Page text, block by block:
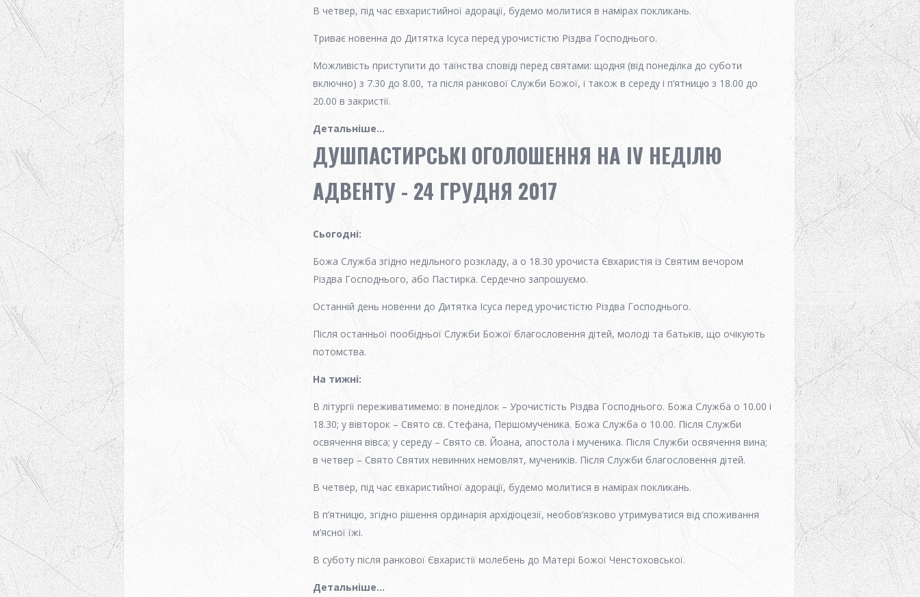
В четвер, під час євхаристийної адорації, будемо молитися в намірах покликань.
Триває новенна до Дитятка Ісуса перед урочистістю Різдва Господнього.
Можливість приступити до таїнства сповіді перед святами: щодня (від понеділка до суботи
включно) з 7.30 до 8.00, та після ранкової Служби Божої, і також в середу і п’ятницю з 18.00 до
20.00 в закристії.
Детальніше...
ДУШПАСТИРСЬКІ ОГОЛОШЕННЯ НА IV НЕДІЛЮ
АДВЕНТУ - 24 ГРУДНЯ 2017
Сьогодні:
Божа Служба згідно недільного розкладу, а о 18.30 урочиста Євхаристія із Святим вечором
Різдва Господнього, або Пастирка. Сердечно запрошуємо.
Останній день новенни до Дитятка Ісуса перед урочистістю Різдва Господнього.
Після останньої пообідньої Служби Божої благословення дітей, молоді та батьків, що очікують
потомства.
На тижні:
В літургії переживатимемо: в понеділок – Урочистість Різдва Господнього. Божа Служба o 10.00 i
18.30; у вівторок – Свято св. Стефана, Першомученика. Божа Служба о 10.00. Після Служби
освячення вівса; у середу – Свято св. Йоана, апостола і мученика. Після Служби освячення вина;
в четвер – Свято Святих невинних немовлят, мучеників. Після Служби благословення дітей.
В четвер, під час євхаристийної адорації, будемо молитися в намірах покликань.
В п’ятницю, згідно рішення ординарія архідіоцезії, необов’язково утримуватися від споживання
м’ясної їжі.
В суботу після ранкової Євхаристії молебень до Матері Божої Ченстоховської.
Детальніше...